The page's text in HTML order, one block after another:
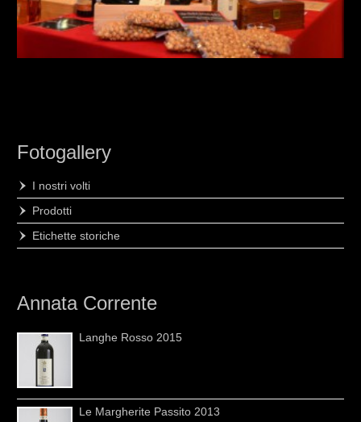
Fotogallery
I nostri volti
Prodotti
Etichette storiche
Annata Corrente
Langhe Rosso 2015
Le Margherite Passito 2013